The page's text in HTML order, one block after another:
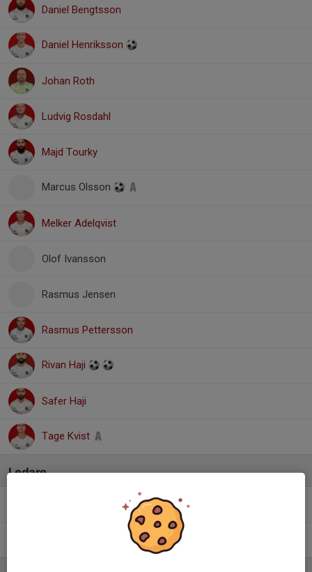
Daniel Bengtsson
Daniel Henriksson
Johan Roth
Ludvig Rosdahl
Majd Tourky
Marcus Olsson
Melker Adelqvist
Olof Ivansson
Rasmus Jensen
Rasmus Pettersson
Rivan Haji
Safer Haji
Tage Kvist
Ledare
Dennis HenrikssonHuvudtränare
Tränare